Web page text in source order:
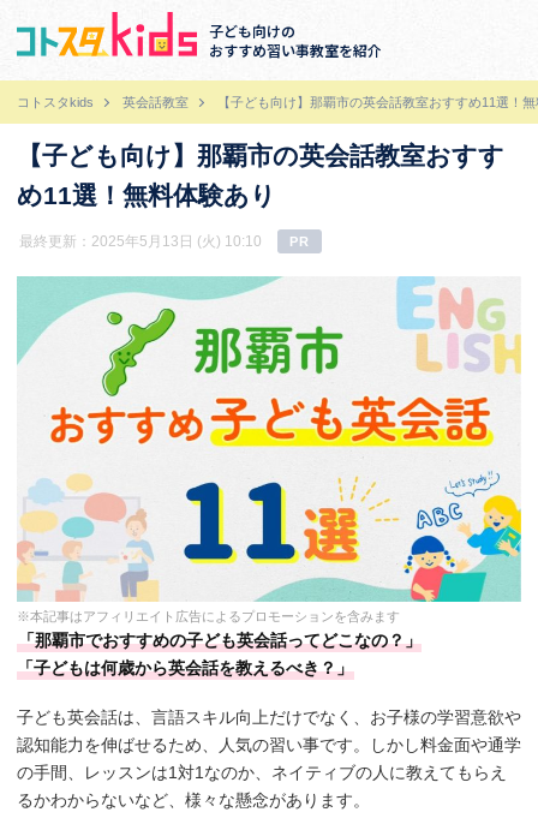
子ども向けの
おすすめ習い事教室を紹介
コトスタkids 英会話教室 【子ども向け】那覇市の英会話教室おすすめ11選！
【子ども向け】那覇市の英会話教室おすす
め11選！無料体験あり
最終更新：2025年5月13日 (火) 10:10 PR
※本記事はアフィリエイト広告によるプロモーションを含みます
「那覇市でおすすめの子ども英会話ってどこなの？」
「子どもは何歳から英会話を教えるべき？」
子ども英会話は、言語スキル向上だけでなく、お子様の学習意欲や
認知能力を伸ばせるため、人気の習い事です。しかし料金面や通学
の手間、レッスンは1対1なのか、ネイティブの人に教えてもらえ
るかわからないなど、様々な懸念があります。